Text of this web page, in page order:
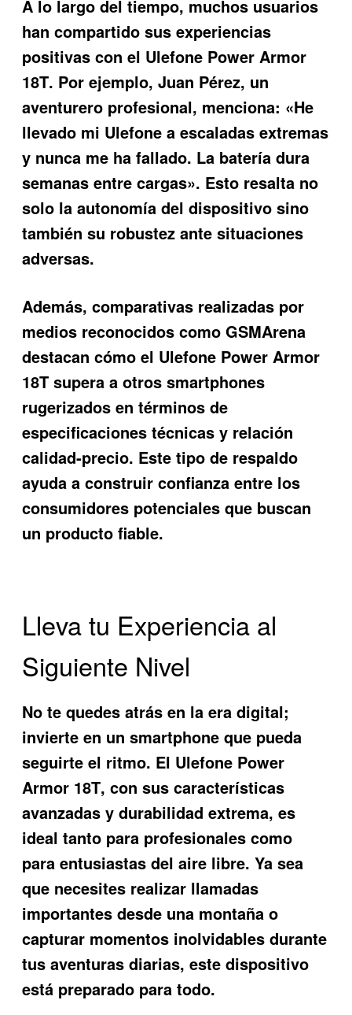
A lo largo del tiempo, muchos usuarios
han compartido sus experiencias
positivas con el Ulefone Power Armor
18T. Por ejemplo, Juan Pérez, un
aventurero profesional, menciona: «He
llevado mi Ulefone a escaladas extremas
y nunca me ha fallado. La batería dura
semanas entre cargas». Esto resalta no
solo la autonomía del dispositivo sino
también su robustez ante situaciones
adversas.
Además, comparativas realizadas por
medios reconocidos como GSMArena
destacan cómo el Ulefone Power Armor
18T supera a otros smartphones
rugerizados en términos de
especificaciones técnicas y relación
calidad-precio. Este tipo de respaldo
ayuda a construir confianza entre los
consumidores potenciales que buscan
un producto fiable.
Lleva tu Experiencia al
Siguiente Nivel
No te quedes atrás en la era digital;
invierte en un smartphone que pueda
seguirte el ritmo. El Ulefone Power
Armor 18T, con sus características
avanzadas y durabilidad extrema, es
ideal tanto para profesionales como
para entusiastas del aire libre. Ya sea
que necesites realizar llamadas
importantes desde una montaña o
capturar momentos inolvidables durante
tus aventuras diarias, este dispositivo
está preparado para todo.